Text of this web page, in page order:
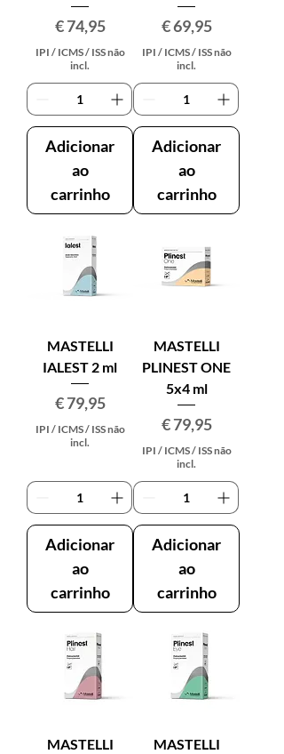
Preço
€ 74,95
IPI / ICMS / ISS não
incl.
Adicionar
ao
carrinho
Preço
€ 69,95
IPI / ICMS / ISS não
incl.
Adicionar
ao
carrinho
MASTELLI
IALEST 2 ml
Preço
€ 79,95
IPI / ICMS / ISS não
incl.
Adicionar
ao
carrinho
MASTELLI
PLINEST ONE
5x4 ml
Preço
€ 79,95
IPI / ICMS / ISS não
incl.
Adicionar
ao
carrinho
MASTELLI
MASTELLI